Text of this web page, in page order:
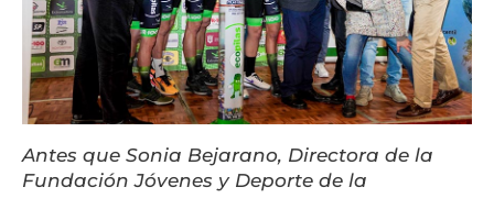
Antes que Sonia Bejarano, Directora de la
Fundación Jóvenes y Deporte de la